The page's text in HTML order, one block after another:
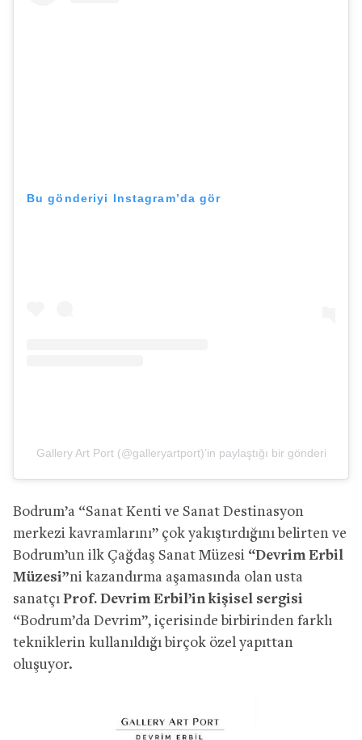
Bu gönderiyi Instagram’da gör
Gallery Art Port (@galleryartport)’in paylaştığı bir gönderi
Bodrum’a “Sanat Kenti ve Sanat Destinasyon
merkezi kavramlarını” çok yakıştırdığını belirten ve
Bodrum’un ilk Çağdaş Sanat Müzesi “Devrim Erbil
Müzesi”ni kazandırma aşamasında olan usta
sanatçı Prof. Devrim Erbil’in kişisel sergisi
“Bodrum’da Devrim”, içerisinde birbirinden farklı
tekniklerin kullanıldığı birçok özel yapıttan
oluşuyor.